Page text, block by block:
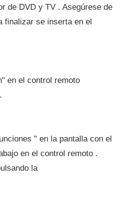
de DVD y TV . Asegúrese de
finalizar se inserta en el
en el control remoto
" en la pantalla con el
en el control remoto .
la